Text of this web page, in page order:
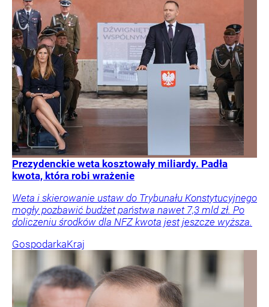
Prezydenckie weta kosztowały miliardy. Padła
kwota, która robi wrażenie
Weta i skierowanie ustaw do Trybunału Konstytucyjnego
mogły pozbawić budżet państwa nawet 7,3 mld zł. Po
doliczeniu środków dla NFZ kwota jest jeszcze wyższa.
GospodarkaKraj